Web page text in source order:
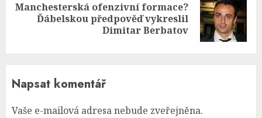
Next
Manchesterská ofenzivní formace?
Ďábelskou předpověď vykreslil
Dimitar Berbatov
Napsat komentář
Vaše e-mailová adresa nebude zveřejněna.